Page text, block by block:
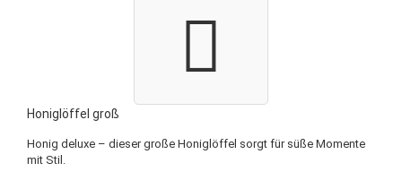
Honiglöffel groß
Honig deluxe – dieser große Honiglöffel sorgt für süße Momente
mit Stil.